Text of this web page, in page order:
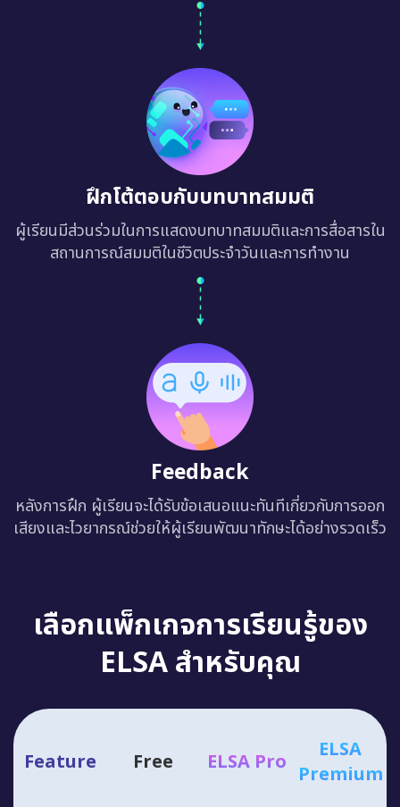
ฝึกโต้ตอบกับบทบาทสมมติ
ผู้เรียนมีส่วนร่วมในการแสดงบทบาทสมมติและการสื่อสารใน
สถานการณ์สมมติในชีวิตประจำวันและการทำงาน
Feedback
หลังการฝึก ผู้เรียนจะได้รับข้อเสนอแนะทันทีเกี่ยวกับการออก
เสียงและไวยากรณ์ช่วยให้ผู้เรียนพัฒนาทักษะได้อย่างรวดเร็ว
เลือกแพ็กเกจการเรียนรู้ของ
ELSA สำหรับคุณ
Feature Free ELSA Pro
ELSA
Premium